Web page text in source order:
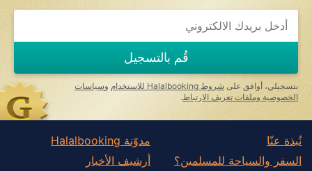
If
you
ignore
this
field
قُم بالتسجيل
بتسجيلي، أوافق علىشروط Halalbooking للاستخدام وسياسات
الخصوصية وملفات تعريف الارتباط.
نُبذة عنّا
السفر والسياحة للمسلمين؟
مدوّنة Halalbooking
أرشيف الأخبار